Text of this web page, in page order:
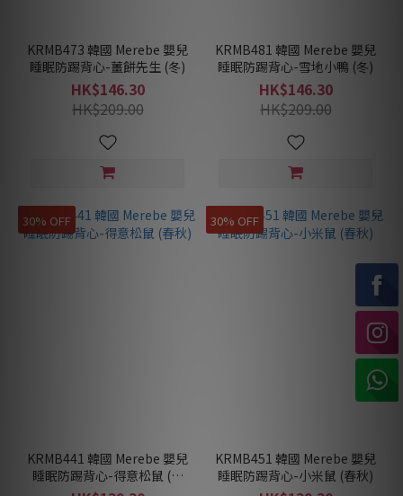
KRMB473 韓國 Merebe 嬰兒
睡眠防踢背心-薑餅先生 (冬)
HK$146.30
HK$209.00
KRMB481 韓國 Merebe 嬰兒
睡眠防踢背心-雪地小鴨 (冬)
HK$146.30
HK$209.00
30% OFF
KRMB441 韓國 Merebe 嬰兒
睡眠防踢背心-得意松鼠 (春
30% OFF
KRMB451 韓國 Merebe 嬰兒
睡眠防踢背心-小米鼠 (春秋)